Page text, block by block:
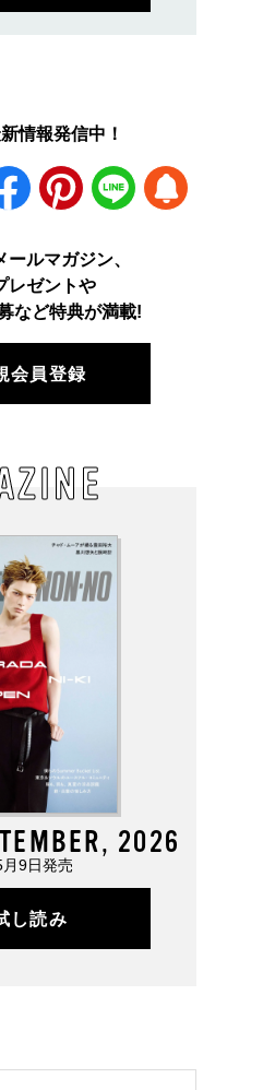
情報発信中！
Pinterest LINE
ルマガジン、
レゼントや
など特典が満載!
会員登録
2026
9日発売
し読み